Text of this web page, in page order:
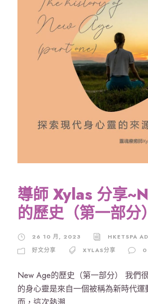
導師 Xylas 分享
的歷史（第一部分）
26 10 月, 2023
HKETSPA
好文分享
XYLAS分享 0
New Age的歷史（第一部分） 我們
的身心靈是來自一個被稱為新時代